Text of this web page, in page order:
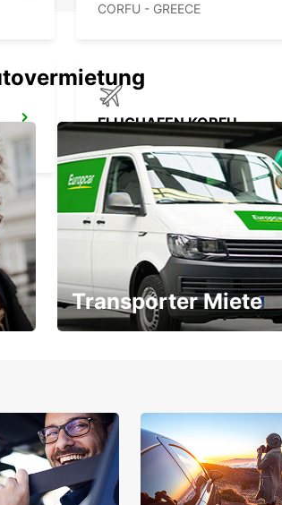
CORFU - GREECE
FLUGHAFEN KORFU
CORFU - GREECE
Transporter Miete